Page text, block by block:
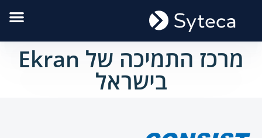
מרכז התמיכה של Ekran
בישראל